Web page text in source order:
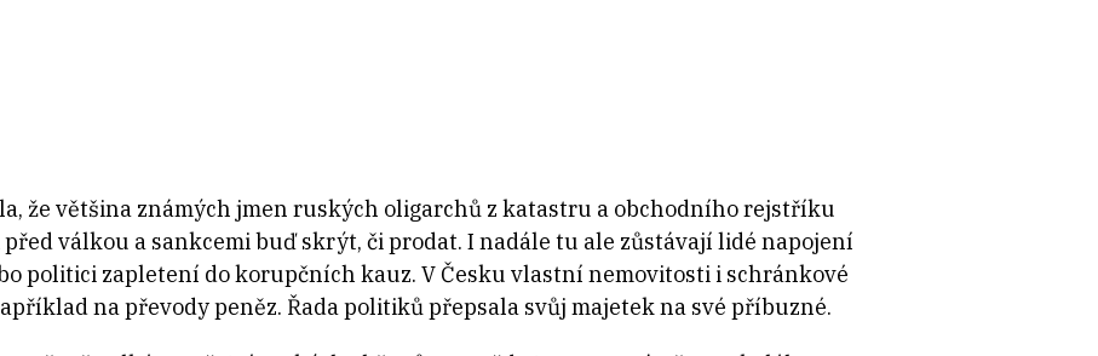
že většina známých jmen ruských oligarchů z katastru a obchodního rejstříku
válkou a sankcemi buď skrýt, či prodat. I nadále tu ale zůstávají lidé napojení
politici zapletení do korupčních kauz. V Česku vlastní nemovitosti i schránkové
na převody peněz. Řada politiků přepsala svůj majetek na své příbuzné.